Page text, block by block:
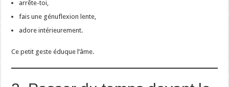
arrête-toi,
fais une génuflexion lente,
adore intérieurement.
Ce petit geste éduque l’âme.